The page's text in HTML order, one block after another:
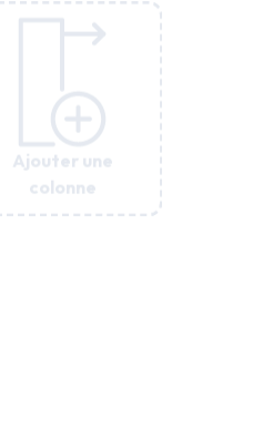
Ajouter une
colonne
Ajouter une
colonne
Ajouter une
colonne
Ajouter une
colonne
Ajouter une
colonne
Ajouter une
colonne
Ajouter une
colonne
Ajouter une
colonne